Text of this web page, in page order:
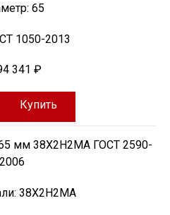
65
1050-2013
341 ₽
Купить
мм 38Х2Н2МА ГОСТ 2590-
2006
38Х2Н2МА